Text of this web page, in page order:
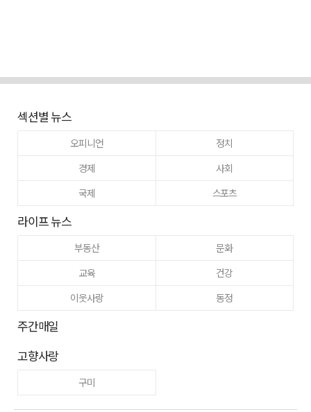
섹션별 뉴스
오피니언
정치
경제
사회
국제
스포츠
라이프 뉴스
부동산
문화
교육
건강
이웃사랑
동정
주간매일
고향사랑
구미